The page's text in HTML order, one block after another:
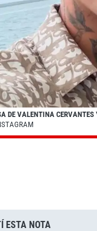
DE VALENTINA CERVANTES
ESTA NOTA